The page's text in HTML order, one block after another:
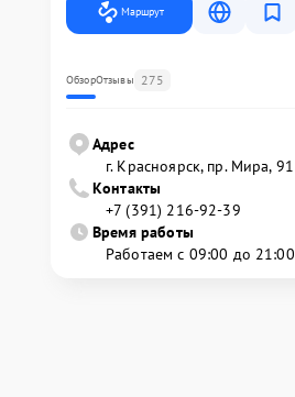
Маршрут
ОбзорОтзывы 275
Адрес
г. Красноярск, ​пр. Мира, 91
Контакты
+7 (391) 216-92-39
Время работы
Работаем с 09:00 до 21:00